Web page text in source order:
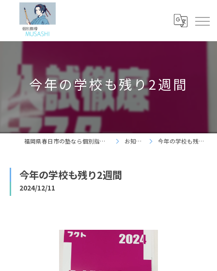
今年の学校も残り2週間
福岡県春日市の塾なら個別指導 夢咲志塾 お知らせ 今年の学校も残り2週間
今年の学校も残り2週間
2024/12/11